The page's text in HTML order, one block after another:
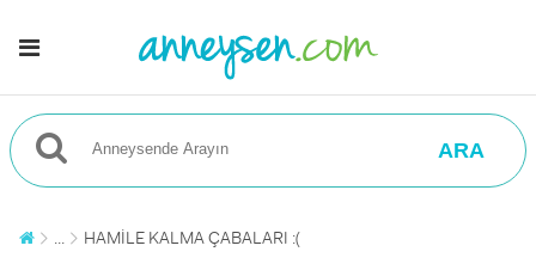
ARA
... HAMİLE KALMA ÇABALARI :(